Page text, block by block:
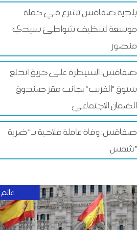
بلدية صفاقس تشرع في حملة
موسعة لتنظيف شواطئ سيدي
منصور
صفاقس: السيطرة على حريق اندلع
بسوق "الفريب" بجانب مقر صندوق
الضمان الاجتماعي
صفاقس: وفاة عاملة فلاحية بـ "ضربة
شمس"
عالم